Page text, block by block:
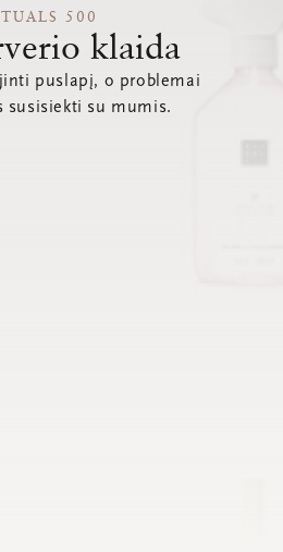
500
klaida
puslapį, o problemai
susisiekti su mumis.